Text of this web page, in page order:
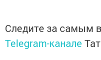
Следите за самым
Telegram-канале